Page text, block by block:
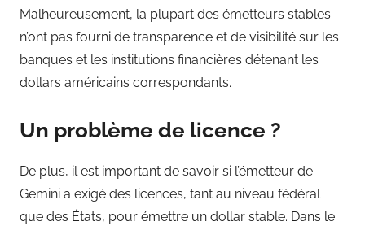
Malheureusement, la plupart des émetteurs stables
n’ont pas fourni de transparence et de visibilité sur les
banques et les institutions financières détenant les
dollars américains correspondants.
Un problème de licence ?
De plus, il est important de savoir si l’émetteur de
Gemini a exigé des licences, tant au niveau fédéral
que des États, pour émettre un dollar stable. Dans le